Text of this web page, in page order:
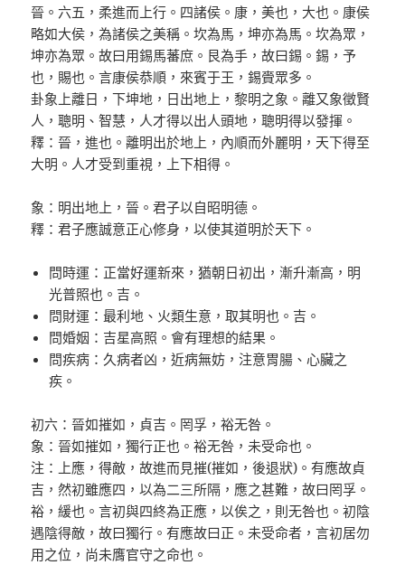
晉。六五，柔進而上行。四諸侯。康，美也，大也。康侯
略如大侯，為諸侯之美稱。坎為馬，坤亦為馬。坎為眾，
坤亦為眾。故曰用錫馬蕃庶。艮為手，故曰錫。錫，予
也，賜也。言康侯恭順，來賓于王，錫賫眾多。
卦象上離日，下坤地，日出地上，黎明之象。離又象徵賢
人，聰明、智慧，人才得以出人頭地，聰明得以發揮。
釋：晉，進也。離明出於地上，內順而外麗明，天下得至
大明。人才受到重視，上下相得。
象：明出地上，晉。君子以自昭明德。
釋：君子應誠意正心修身，以使其道明於天下。
問時運：正當好運新來，猶朝日初出，漸升漸高，明
光普照也。吉。
問財運：最利地、火類生意，取其明也。吉。
問婚姻：吉星高照。會有理想的結果。
問疾病：久病者凶，近病無妨，注意胃腸、心臟之
疾。
初六：晉如摧如，貞吉。罔孚，裕无咎。
象：晉如摧如，獨行正也。裕无咎，未受命也。
注：上應，得敵，故進而見摧(摧如，後退狀)。有應故貞
吉，然初雖應四，以為二三所隔，應之甚難，故曰罔孚。
裕，緩也。言初與四終為正應，以俟之，則无咎也。初陰
遇陰得敵，故曰獨行。有應故曰正。未受命者，言初居勿
用之位，尚未膺官守之命也。